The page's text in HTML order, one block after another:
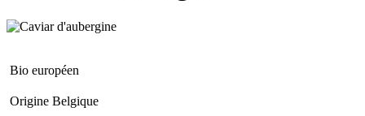
Bio européen
Origine Belgique